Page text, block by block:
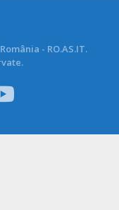
- RO.AS.IT.